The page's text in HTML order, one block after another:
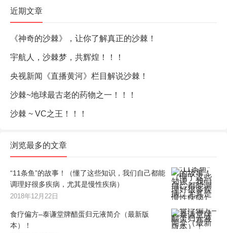
近期文章
《神奇的沙棘》，让你了解真正的沙棘！
宇航人，沙棘梦，共辉煌！！！
央视新闻《直播黄河》栏目解说沙棘！
沙棘~地球最古老的药物之一！！！
沙棘 ~ VC之王！！！
浏览最多的文章
“11条鱼”的故事！（懂了这些知识，我们自己都能
调理好很多疾病，尤其是慢性疾病）
2018年12月22日
食疗偏方–泰谦堂牌醋蛋归元液简介（最新版
本）！